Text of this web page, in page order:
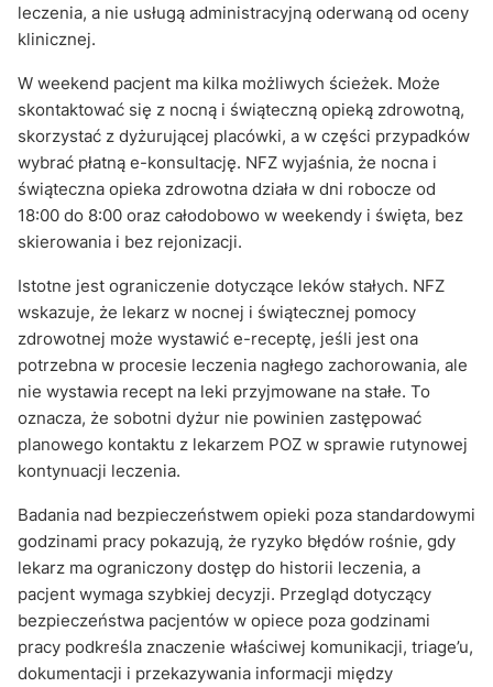
leczenia, a nie usługą administracyjną oderwaną od oceny
klinicznej.
W weekend pacjent ma kilka możliwych ścieżek. Może
skontaktować się z nocną i świąteczną opieką zdrowotną,
skorzystać z dyżurującej placówki, a w części przypadków
wybrać płatną e-konsultację. NFZ wyjaśnia, że nocna i
świąteczna opieka zdrowotna działa w dni robocze od
18:00 do 8:00 oraz całodobowo w weekendy i święta, bez
skierowania i bez rejonizacji.
Istotne jest ograniczenie dotyczące leków stałych. NFZ
wskazuje, że lekarz w nocnej i świątecznej pomocy
zdrowotnej może wystawić e-receptę, jeśli jest ona
potrzebna w procesie leczenia nagłego zachorowania, ale
nie wystawia recept na leki przyjmowane na stałe. To
oznacza, że sobotni dyżur nie powinien zastępować
planowego kontaktu z lekarzem POZ w sprawie rutynowej
kontynuacji leczenia.
Badania nad bezpieczeństwem opieki poza standardowymi
godzinami pracy pokazują, że ryzyko błędów rośnie, gdy
lekarz ma ograniczony dostęp do historii leczenia, a
pacjent wymaga szybkiej decyzji. Przegląd dotyczący
bezpieczeństwa pacjentów w opiece poza godzinami
pracy podkreśla znaczenie właściwej komunikacji, triage’u,
dokumentacji i przekazywania informacji między